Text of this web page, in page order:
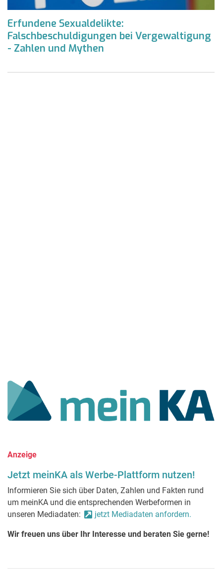
Erfundene Sexualdelikte:
Falschbeschuldigungen bei Vergewaltigung
- Zahlen und Mythen
Anzeige
Jetzt meinKA als Werbe-Plattform nutzen!
Informieren Sie sich über Daten, Zahlen und Fakten rund
um meinKA und die entsprechenden Werbeformen in
unseren Mediadaten:
jetzt Mediadaten anfordern.
Wir freuen uns über Ihr Interesse und beraten Sie gerne!